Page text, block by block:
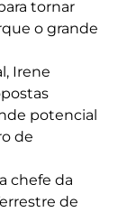
tornar
o grande
Irene
potencial
de
chefe da
de